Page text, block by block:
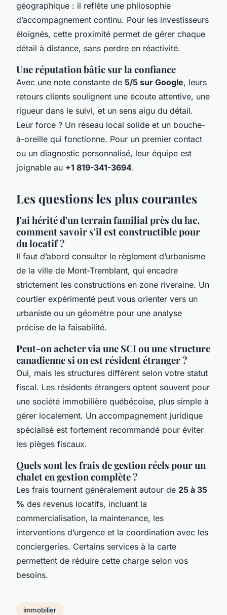
géographique : il reflète une philosophie
d’accompagnement continu. Pour les investisseurs
éloignés, cette proximité permet de gérer chaque
détail à distance, sans perdre en réactivité.
Une réputation bâtie sur la confiance
Avec une note constante de 5/5 sur Google, leurs
retours clients soulignent une écoute attentive, une
rigueur dans le suivi, et un sens aigu du détail.
Leur force ? Un réseau local solide et un bouche-
à-oreille qui fonctionne. Pour un premier contact
ou un diagnostic personnalisé, leur équipe est
joignable au +1 819-341-3694.
Les questions les plus courantes
J'ai hérité d'un terrain familial près du lac,
comment savoir s'il est constructible pour
du locatif ?
Il faut d’abord consulter le règlement d’urbanisme
de la ville de Mont-Tremblant, qui encadre
strictement les constructions en zone riveraine. Un
courtier expérimenté peut vous orienter vers un
urbaniste ou un géomètre pour une analyse
précise de la faisabilité.
Peut-on acheter via une SCI ou une structure
canadienne si on est résident étranger ?
Oui, mais les structures diffèrent selon votre statut
fiscal. Les résidents étrangers optent souvent pour
une société immobilière québécoise, plus simple à
gérer localement. Un accompagnement juridique
spécialisé est fortement recommandé pour éviter
les pièges fiscaux.
Quels sont les frais de gestion réels pour un
chalet en gestion complète ?
Les frais tournent généralement autour de 25 à 35
% des revenus locatifs, incluant la
commercialisation, la maintenance, les
interventions d’urgence et la coordination avec les
conciergeries. Certains services à la carte
permettent de réduire cette charge selon vos
besoins.
immobilier